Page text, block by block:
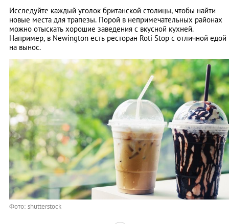
Исследуйте каждый уголок британской столицы, чтобы найти
новые места для трапезы. Порой в непримечательных районах
можно отыскать хорошие заведения с вкусной кухней.
Например, в Newington есть ресторан Roti Stop с отличной едой
на вынос.
Фото: shutterstock